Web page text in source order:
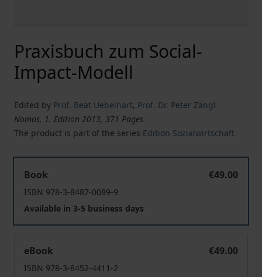
Praxisbuch zum Social-
Impact-Modell
Edited by Prof. Beat Uebelhart, Prof. Dr. Peter Zängl
Nomos, 1. Edition 2013, 371 Pages
The product is part of the series Edition Sozialwirtschaft
Book
€49.00
ISBN 978-3-8487-0089-9
Available in 3-5 business days
eBook
€49.00
ISBN 978-3-8452-4411-2